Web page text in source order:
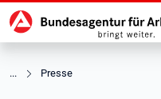
zu den Hauptinhalten
Presse